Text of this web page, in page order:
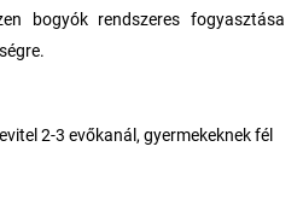
bogyók rendszeres fogyasztása
2-3 evőkanál, gyermekeknek fél